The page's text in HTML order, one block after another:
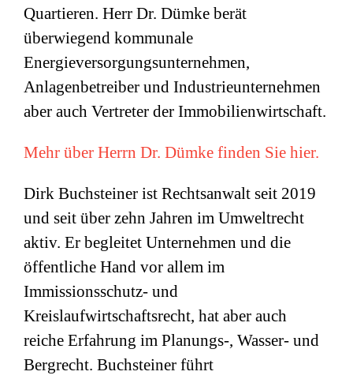
Quartieren. Herr Dr. Dümke berät
überwiegend kommunale
Energieversorgungsunternehmen,
Anlagenbetreiber und Industrieunternehmen
aber auch Vertreter der Immobilienwirtschaft.
Mehr über Herrn Dr. Dümke finden Sie hier.
Dirk Buchsteiner ist Rechtsanwalt seit 2019
und seit über zehn Jahren im Umweltrecht
aktiv. Er begleitet Unternehmen und die
öffentliche Hand vor allem im
Immissionsschutz- und
Kreislaufwirtschaftsrecht, hat aber auch
reiche Erfahrung im Planungs-, Wasser- und
Bergrecht. Buchsteiner führt